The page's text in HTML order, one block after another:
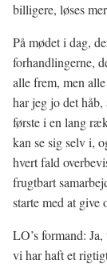
billigere, løses
På mødet i dag,
forhandlingerne,
alle frem, men
har jeg jo det
første i en lang
kan se sig selv i,
hvert fald
frugtbart
starte med at give
LO’s formand:
vi har haft et